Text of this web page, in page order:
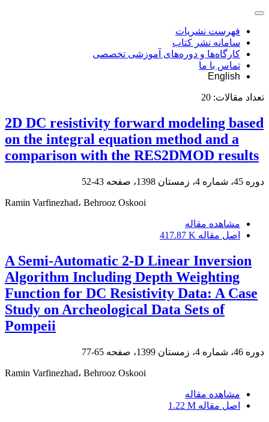
فهرست نشریات
سامانه نشر کتاب
کارگاه‌ها و دوره‌های آموزشی تخصصی
تماس با ما
English
تعداد مقالات: 20
2D DC resistivity forward modeling based
on the integral equation method and a
comparison with the RES2DMOD results
دوره 45، شماره 4، زمستان 1398، صفحه 43-52
Ramin Varfinezhad، Behrooz Oskooi
مشاهده مقاله
اصل مقاله 417.87 K
A Semi-Automatic 2-D Linear Inversion
Algorithm Including Depth Weighting
Function for DC Resistivity Data: A Case
Study on Archeological Data Sets of
Pompeii
دوره 46، شماره 4، زمستان 1399، صفحه 65-77
Ramin Varfinezhad، Behrooz Oskooi
مشاهده مقاله
اصل مقاله 1.22 M